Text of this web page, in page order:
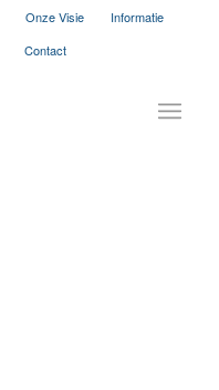
Onze Visie
Informatie
Contact